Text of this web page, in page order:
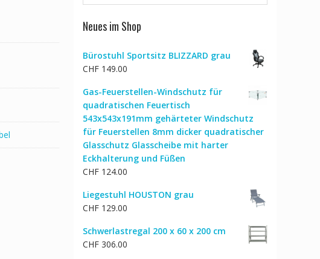
Neues im Shop
Bürostuhl Sportsitz BLIZZARD grau
CHF 149.00
Gas-Feuerstellen-Windschutz für
quadratischen Feuertisch
543x543x191mm gehärteter Windschutz
für Feuerstellen 8mm dicker quadratischer
Glasschutz Glasscheibe mit harter
Eckhalterung und Füßen
CHF 124.00
Liegestuhl HOUSTON grau
CHF 129.00
Schwerlastregal 200 x 60 x 200 cm
CHF 306.00